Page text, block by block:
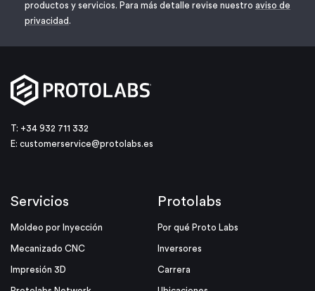
productos y servicios. Para más detalle revise nuestro aviso de
privacidad .
T: +34 932 711 332
E: customerservice@protolabs.es
Servicios
Moldeo por Inyección
Mecanizado CNC
Impresión 3D
Protolabs
Por qué Proto Labs
Inversores
Carrera